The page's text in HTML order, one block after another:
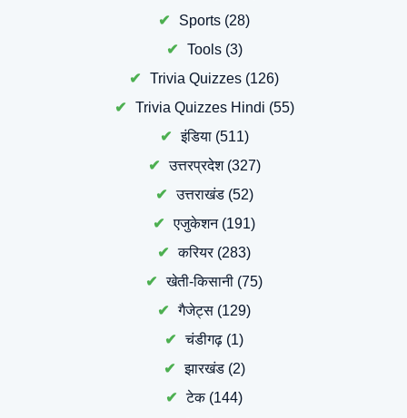
Sports (28)
Tools(3)
Trivia Quizzes (126)
Trivia Quizzes Hindi (55)
इंडिया(511)
उत्तरप्रदेश(327)
उत्तराखंड(52)
एजुकेशन(191)
करियर(283)
खेती-किसानी (75)
गैजेट्स (129)
चंडीगढ़ (1)
झारखंड(2)
टेक(144)